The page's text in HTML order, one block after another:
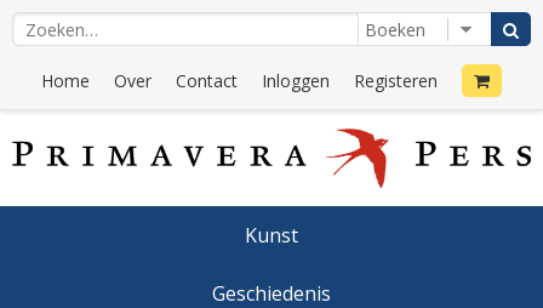
Home Over Contact Inloggen Registeren
Kunst
Geschiedenis